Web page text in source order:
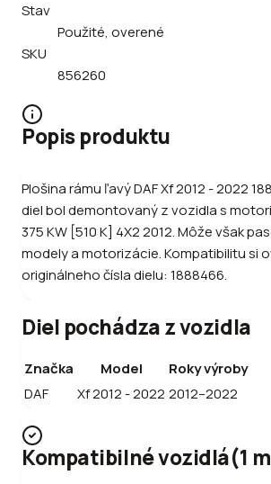
Stav
Použité, overené
SKU
856260
Popis produktu
Plošina rámu ľavý DAF Xf 2012 - 2022
diel bol demontovaný z vozidla s
375 KW [510 K] 4X2 2012. Môže však
modely a motorizácie. Kompatibilitu si
originálneho čísla dielu: 1888466.
Diel pochádza z vozidla
Značka Model
Roky výroby
DAF
Xf 2012 - 2022 2012–2022
Kompatibilné vozidlá(1